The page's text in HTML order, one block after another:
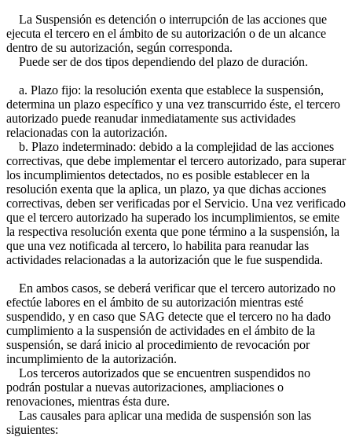
La Suspensión es detención o interrupción de las acciones que
ejecuta el tercero en el ámbito de su autorización o de un alcance
dentro de su autorización, según corresponda.
Puede ser de dos tipos dependiendo del plazo de duración.
a. Plazo fijo: la resolución exenta que establece la suspensión,
determina un plazo específico y una vez transcurrido éste, el tercero
autorizado puede reanudar inmediatamente sus actividades
relacionadas con la autorización.
b. Plazo indeterminado: debido a la complejidad de las acciones
correctivas, que debe implementar el tercero autorizado, para superar
los incumplimientos detectados, no es posible establecer en la
resolución exenta que la aplica, un plazo, ya que dichas acciones
correctivas, deben ser verificadas por el Servicio. Una vez verificado
que el tercero autorizado ha superado los incumplimientos, se emite
la respectiva resolución exenta que pone término a la suspensión, la
que una vez notificada al tercero, lo habilita para reanudar las
actividades relacionadas a la autorización que le fue suspendida.
En ambos casos, se deberá verificar que el tercero autorizado no
efectúe labores en el ámbito de su autorización mientras esté
suspendido, y en caso que SAG detecte que el tercero no ha dado
cumplimiento a la suspensión de actividades en el ámbito de la
suspensión, se dará inicio al procedimiento de revocación por
incumplimiento de la autorización.
Los terceros autorizados que se encuentren suspendidos no
podrán postular a nuevas autorizaciones, ampliaciones o
renovaciones, mientras ésta dure.
Las causales para aplicar una medida de suspensión son las
siguientes: